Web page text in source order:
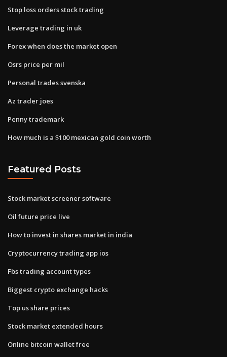
Stop loss orders stock trading
Leverage trading in uk
Forex when does the market open
Osrs price per mil
Personal trades svenska
Az trader joes
Penny trademark
How much is a $100 mexican gold coin worth
Featured Posts
Stock market screener software
Oil future price live
How to invest in shares market in india
Cryptocurrency trading app ios
Fbs trading account types
Biggest crypto exchange hacks
Top us share prices
Stock market extended hours
Online bitcoin wallet free